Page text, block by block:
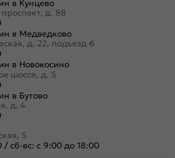
в Кунцево
д. 88
в Медведково
д. 22, подъезд 6
в Новокосино
шоссе, д. 5
в Бутово
д. 4
5
/ сб-вс: с 9:00 до 18:00